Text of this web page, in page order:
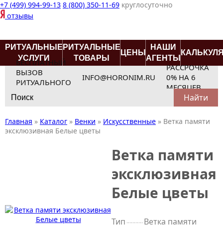
+7 (499) 994-99-13 8 (800) 350-11-69 круглосуточно
отзывы
РИТУАЛЬНЫЕ
УСЛУГИ
РИТУАЛЬНЫЕ
ТОВАРЫ
ЦЕНЫ
НАШИ
АГЕНТЫ
БЕСПЛАТНЫЙ
ВЫЗОВ
РИТУАЛЬНОГО
АГЕНТА
INFO@HORONIM.RU
РАССРОЧКА
0% НА 6
МЕСЯЦЕВ
for:
Главная » Каталог » Венки » Искусственные » Ветка памяти
эксклюзивная Белые цветы
Ветка памяти
эксклюзивная
Белые цветы
Тип
Ветка памяти